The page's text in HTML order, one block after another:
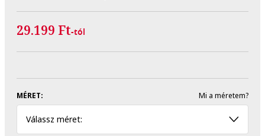
29.199 Ft-tól
MÉRET: Mi a méretem?
Válassz méret: